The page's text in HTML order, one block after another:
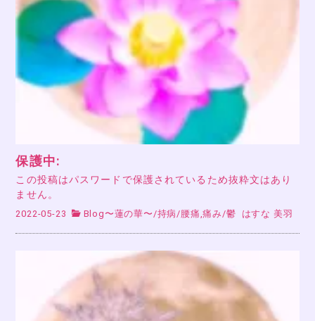
保護中:
この投稿はパスワードで保護されているため抜粋文はあり
ません。
2022-05-23 Blog〜蓮の華〜/持病/腰痛,痛み/鬱 はすな 美羽